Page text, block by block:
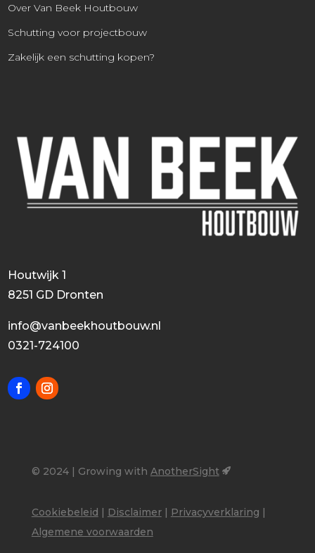
Over Van Beek Houtbouw
Schutting voor projectbouw
Zakelijk een schutting kopen?
Houtwijk 1
8251 GD Dronten
info@vanbeekhoutbouw.nl
0321-724100
© 2024 | Growing with AnotherSight
Cookiebeleid | Disclaimer| Privacyverklaring |
Algemene voorwaarden